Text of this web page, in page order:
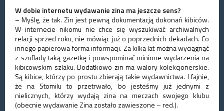
W dobie internetu wydawanie zina ma jeszcze sens?
– Myślę, że tak. Zin jest pewną dokumentacją dokonań kibiców.
W internecie nikomu nie chce się wyszukiwać archiwalnych
relacji sprzed roku, nie mówiąc już o poprzednich dekadach. Co
innego papierowa forma informacji. Za kilka lat można wyciągnąć
z szuflady taką gazetkę i powspominać minione wydarzenia na
kibicowskim szlaku. Dodatkowo zin ma walory kolekcjonerskie.
Są kibice, którzy po prostu zbierają takie wydawnictwa. I fajnie,
że na Stomilu to przetrwało, bo jesteśmy już jednymi z
nielicznych, którzy wydają zina na meczach swojego klubu
(obecnie wydawanie Zina zostało zawieszone – red.).